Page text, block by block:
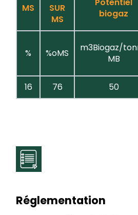
MS
SUR
MS
biogaz
% %oMS
m3Biogaz/
MB
16
76 50
Réglementation